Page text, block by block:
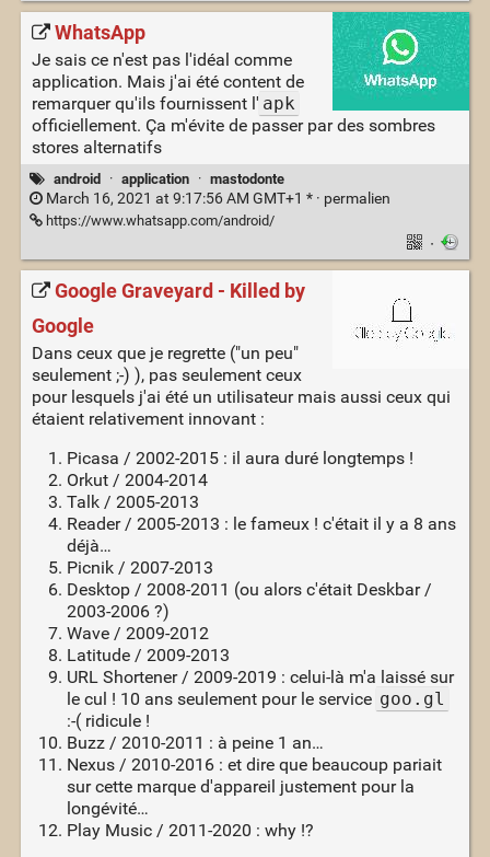
WhatsApp
Je sais ce n'est pas l'idéal comme
application. Mais j'ai été content de
remarquer qu'ils fournissent l' apk
officiellement. Ça m'évite de passer par des sombres
stores alternatifs
android · application · mastodonte
March 16, 2021 at 9:17:56 AM GMT+1 * · permalien
https://www.whatsapp.com/android/
·
Google Graveyard - Killed by
Google
Dans ceux que je regrette ("un peu"
seulement ;-) ), pas seulement ceux
pour lesquels j'ai été un utilisateur mais aussi ceux qui
étaient relativement innovant :
Picasa / 2002-2015 : il aura duré longtemps !
Orkut / 2004-2014
Talk / 2005-2013
Reader / 2005-2013 : le fameux ! c'était il y a 8 ans
déjà…
Picnik / 2007-2013
Desktop / 2008-2011 (ou alors c'était Deskbar /
2003-2006 ?)
Wave / 2009-2012
Latitude / 2009-2013
URL Shortener / 2009-2019 : celui-là m'a laissé sur
le cul ! 10 ans seulement pour le service goo.gl
:-( ridicule !
Buzz / 2010-2011 : à peine 1 an…
Nexus / 2010-2016 : et dire que beaucoup pariait
sur cette marque d'appareil justement pour la
longévité…
Play Music / 2011-2020 : why !?